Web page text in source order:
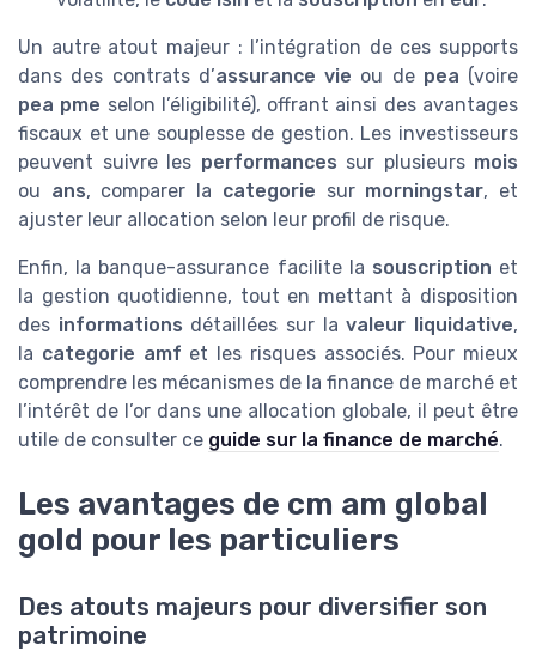
Un autre atout majeur : l’intégration de ces supports
dans des contrats d’assurance vie ou de pea (voire
pea pme selon l’éligibilité), offrant ainsi des avantages
fiscaux et une souplesse de gestion. Les investisseurs
peuvent suivre les performances sur plusieurs mois
ou ans, comparer la categorie sur morningstar, et
ajuster leur allocation selon leur profil de risque.
Enfin, la banque-assurance facilite la souscription et
la gestion quotidienne, tout en mettant à disposition
des informations détaillées sur lavaleur liquidative,
la categorie amf et les risques associés. Pour mieux
comprendre les mécanismes de la finance de marché et
l’intérêt de l’or dans une allocation globale, il peut être
utile de consulter ce guide sur la finance de marché.
Les avantages de cm am global
gold pour les particuliers
Des atouts majeurs pour diversifier son
patrimoine